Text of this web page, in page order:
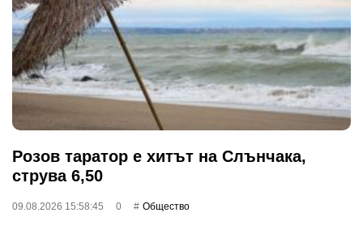
Розов таратор е хитът на Слънчака,
струва 6,50
09.08.2026 15:58:45 0 Общество